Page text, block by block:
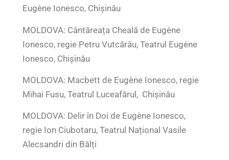
Eugène Ionesco, Chișinău
MOLDOVA: Cântăreața Cheală de Eugène
Ionesco, regie Petru Vutcărău, Teatrul Eugène
Ionesco, Chișinău
MOLDOVA: Macbett de Eugène Ionesco, regie
Mihai Fusu, Teatrul Luceafărul, Chișinău
MOLDOVA: Delir în Doi de Eugène Ionesco,
regie Ion Ciubotaru, Teatrul Național Vasile
Alecsandri din Bălți